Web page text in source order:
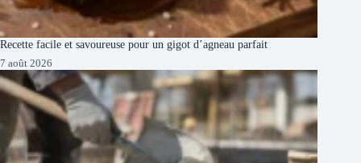
Recette facile et savoureuse pour un gigot d’agneau parfait
7 août 2026